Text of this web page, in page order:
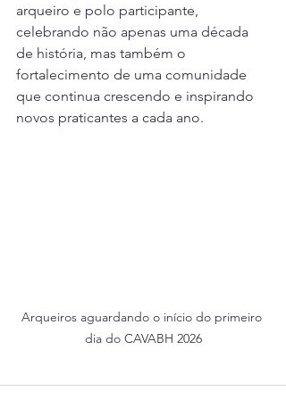
arqueiro e polo participante,
celebrando não apenas uma década
de história, mas também o
fortalecimento de uma comunidade
que continua crescendo e inspirando
novos praticantes a cada ano.
Arqueiros aguardando o início do primeiro
dia do CAVABH 2026